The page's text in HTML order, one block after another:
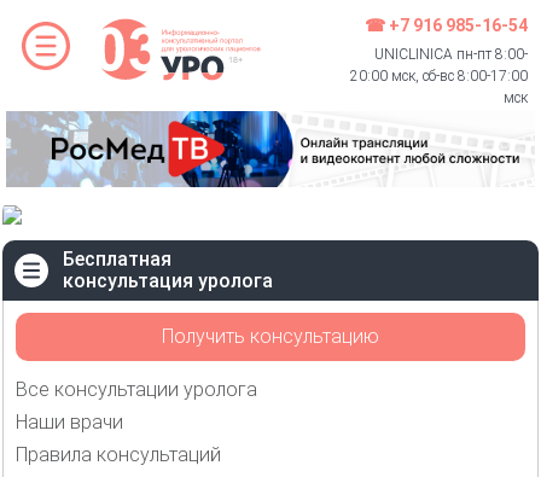
☎ +7 916 985-16-54
UNICLINICA пн-пт 8:00-
20:00 мск, сб-вс 8:00-17:00
мск
Бесплатная
консультация уролога
Получить консультацию
Все консультации уролога
Наши врачи
Правила консультаций